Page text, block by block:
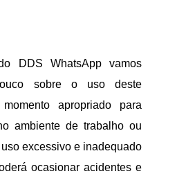
DDS WhatsApp vamos
sobre o uso deste
apropriado para
ambiente de trabalho ou
excessivo e inadequado
ocasionar acidentes e